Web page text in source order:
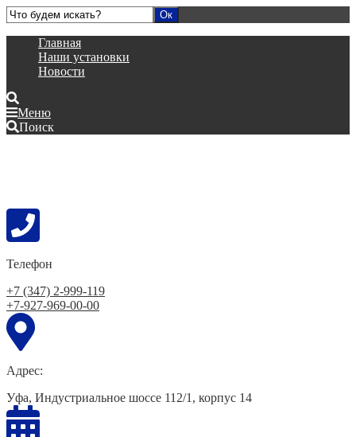
Главная
Наши установки
Новости
Меню
Поиск
Телефон
+7 (347) 2-999-119
+7-927-969-00-00
Адрес:
Уфа, Индустриальное шоссе 112/1, корпус 14